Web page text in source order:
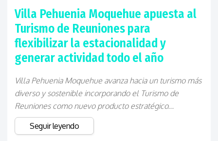
Villa Pehuenia Moquehue apuesta al
Turismo de Reuniones para
flexibilizar la estacionalidad y
generar actividad todo el año
Villa Pehuenia Moquehue avanza hacia un turismo más
diverso y sostenible incorporando el Turismo de
Reuniones como nuevo producto estratégico...
Seguir leyendo